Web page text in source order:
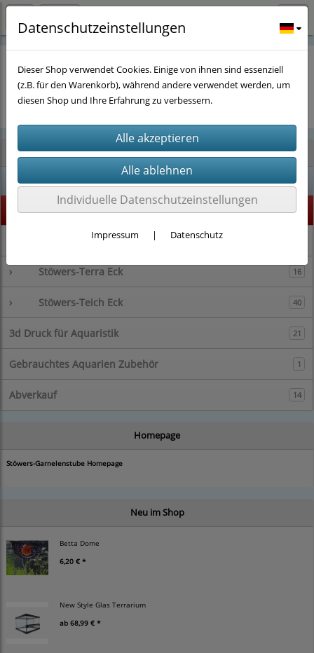
Kategorien
% SALE %
Highlight 73
Stöwers-Garnelenstube
› Stöwers-Terra Eck 16
› Stöwers-Teich Eck 40
3d Druck für Aquaristik 21
Gebrauchtes Aquarien Zubehör 1
Abverkauf 14
Homepage
Stöwers-Garnelenstube Homepage
Neu im Shop
Betta Dome
6,20 € *
New Style Glas Terrarium
ab 68,99 € *
Es wurden leider keine Produkte gefunden.
Datenschutzeinstellungen
Dieser Shop verwendet Cookies. Einige von ihnen sind essenziell
(z.B. für den Warenkorb), während andere verwendet werden, um
diesen Shop und Ihre Erfahrung zu verbessern.
Individuelle Datenschutzeinstellungen
Impressum | Datenschutz